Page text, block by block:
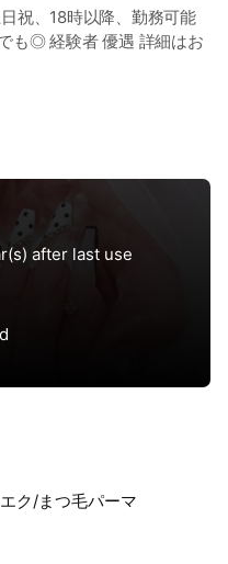
祝、18時以降、勤務可能
も◎ 経験者 優遇 詳細はお
ク/まつ毛パーマ